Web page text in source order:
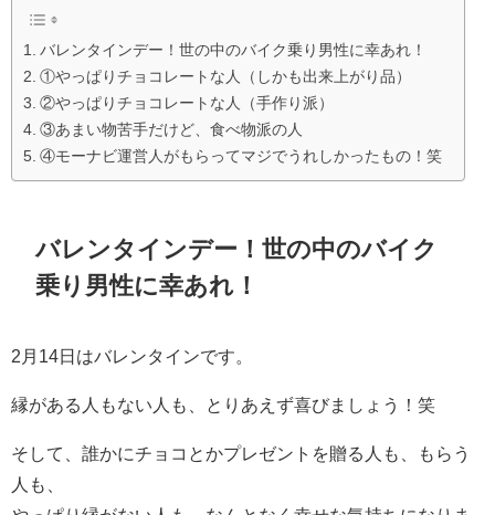
バレンタインデー！世の中のバイク乗り男性に幸あれ！
①やっぱりチョコレートな人（しかも出来上がり品）
②やっぱりチョコレートな人（手作り派）
③あまい物苦手だけど、食べ物派の人
④モーナビ運営人がもらってマジでうれしかったもの！笑
バレンタインデー！世の中のバイク
乗り男性に幸あれ！
2月14日はバレンタインです。
縁がある人もない人も、とりあえず喜びましょう！笑
そして、誰かにチョコとかプレゼントを贈る人も、もらう
人も、